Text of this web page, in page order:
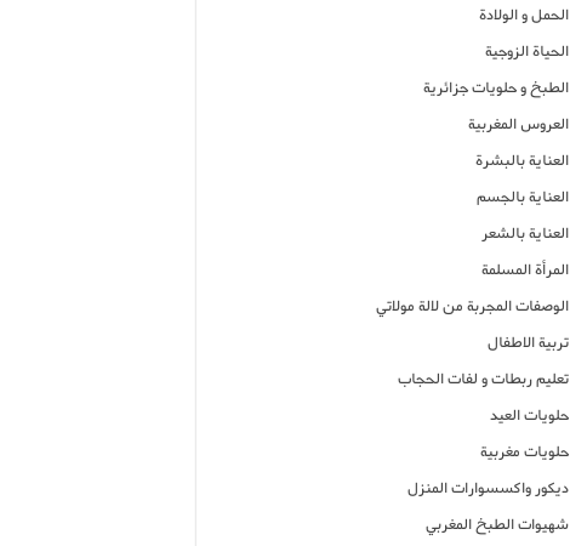
الحمل و الولادة
الحياة الزوجية
الطبخ و حلويات جزائرية
العروس المغربية
العناية بالبشرة
العناية بالجسم
العناية بالشعر
المرأة المسلمة
الوصفات المجربة من لالة مولاتي
تربية الاطفال
تعليم ربطات و لفات الحجاب
حلويات العيد
حلويات مغربية
ديكور واكسسوارات المنزل
شهيوات الطبخ المغربي